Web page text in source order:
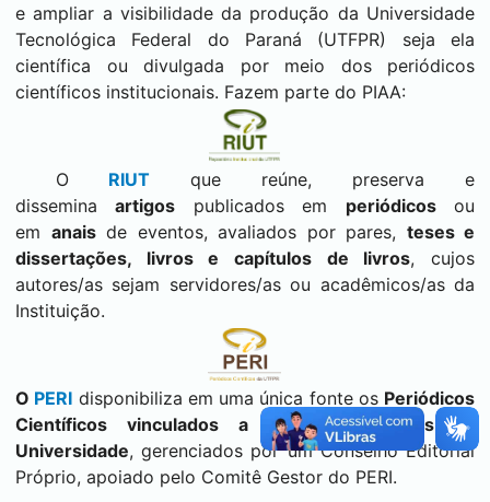
e ampliar a visibilidade da produção da Universidade
Tecnológica Federal do Paraná (UTFPR) seja ela
científica ou divulgada por meio dos periódicos
científicos institucionais. Fazem parte do PIAA:
O RIUT
que reúne, preserva e
disseminaartigos publicados em periódicosou
em anaisde eventos, avaliados por pares, teses e
dissertações, livros e capítulos de livros, cujos
autores/as sejam servidores/as ou acadêmicos/as da
Instituição.
O PERI disponibiliza em uma única fonte os Periódicos
Científicos vinculados a qualquer Câmpus da
Universidade, gerenciados por um Conselho Editorial
Próprio, apoiado pelo Comitê Gestor do PERI.